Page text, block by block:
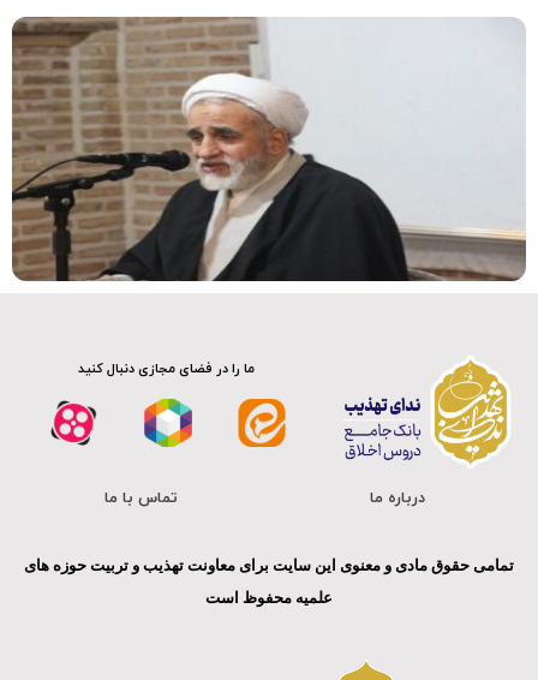
فیلم کامل
ما را در فضای مجازی دنبال کنید
درباره ما تماس با ما
تمامی حقوق مادی و معنوی این سایت برای معاونت تهذیب و تربیت حوزه های
علمیه محفوظ است